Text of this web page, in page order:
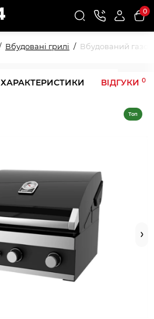
0
Вбудовані грилі Вбудований
ХАРАКТЕРИСТИКИ ВІДГУКИ 0
Топ